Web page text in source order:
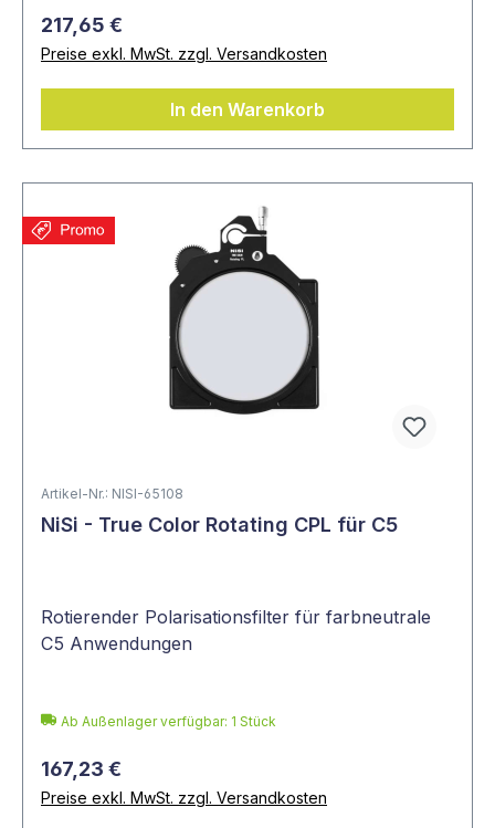
217,65 €
Preise exkl. MwSt. zzgl. Versandkosten
In den Warenkorb
Artikel-Nr.: NISI-65108
NiSi - True Color Rotating CPL für C5
Rotierender Polarisationsfilter für farbneutrale
C5 Anwendungen
Ab Außenlager verfügbar: 1 Stück
167,23 €
Preise exkl. MwSt. zzgl. Versandkosten